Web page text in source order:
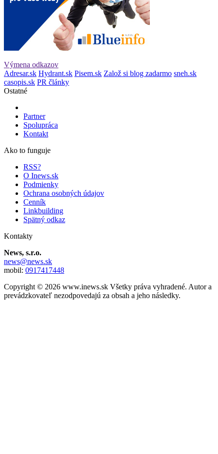
Výmena odkazov
Adresar.sk Hydrant.sk Pisem.sk Založ si blog zadarmo sneh.sk
casopis.sk PR články
Ostatné
Partner
Spolupráca
Kontakt
Ako to funguje
RSS?
O Inews.sk
Podmienky
Ochrana osobných údajov
Cenník
Linkbuilding
Spätný odkaz
Kontakty
News, s.r.o.
news@news.sk
mobil: 0917417448
Copyright © 2026 www.inews.sk Všetky práva vyhradené. Autor a
prevádzkovateľ nezodpovedajú za obsah a jeho následky.